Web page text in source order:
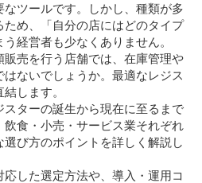
ツールです。しかし、種類が多
ため、「自分の店にはどのタイプ
経営者も少なくありません。
売を行う店舗では、在庫管理や
ないでしょうか。最適なレジス
します。
ターの誕生から現在に至るまで
食・小売・サービス業それぞれ
び方のポイントを詳しく解説し
した選定方法や、導入・運用コ